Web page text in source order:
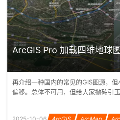
ArcGIS Pro 加载四维地球
再介绍一种国内的常见的GIS图源，
偏移。总体不可用，但给大家抛砖引